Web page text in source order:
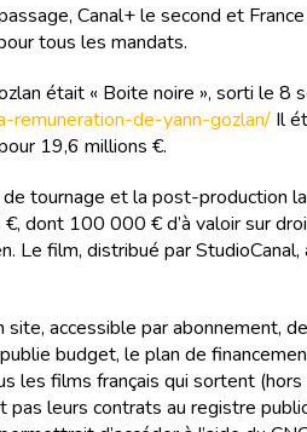
Canal+ le second et
tous les mandats.
était « Boite noire », sorti le 8
remuneration-de-yann-gozlan/ Il
19,6 millions €.
tournage et la post-production
dont 100 000 € d’à valoir sur
Le film, distribué par
site, accessible par abonnement,
budget, le plan de
les films français qui sortent
pas leurs contrats au registre